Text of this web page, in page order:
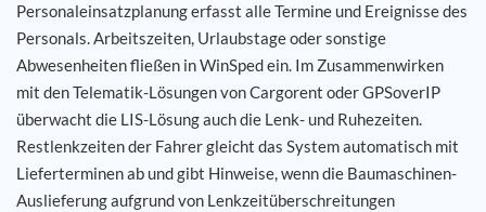
Personaleinsatzplanung erfasst alle Termine und Ereignisse des
Personals. Arbeitszeiten, Urlaubstage oder sonstige
Abwesenheiten fließen in WinSped ein. Im Zusammenwirken
mit den Telematik-Lösungen von Cargorent oder GPSoverIP
überwacht die LIS-Lösung auch die Lenk- und Ruhezeiten.
Restlenkzeiten der Fahrer gleicht das System automatisch mit
Lieferterminen ab und gibt Hinweise, wenn die Baumaschinen-
Auslieferung aufgrund von Lenkzeitüberschreitungen